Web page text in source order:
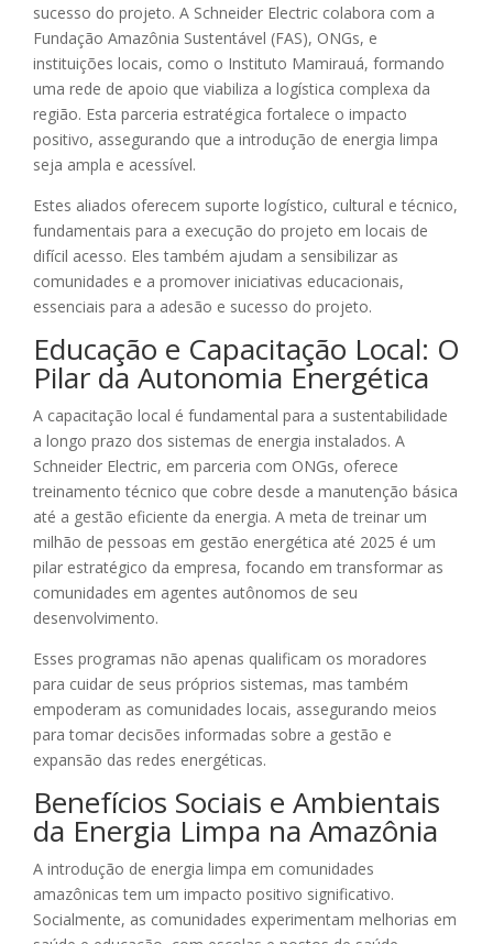
sucesso do projeto. A Schneider Electric colabora com a
Fundação Amazônia Sustentável (FAS), ONGs, e
instituições locais, como o Instituto Mamirauá, formando
uma rede de apoio que viabiliza a logística complexa da
região. Esta parceria estratégica fortalece o impacto
positivo, assegurando que a introdução de energia limpa
seja ampla e acessível.
Estes aliados oferecem suporte logístico, cultural e técnico,
fundamentais para a execução do projeto em locais de
difícil acesso. Eles também ajudam a sensibilizar as
comunidades e a promover iniciativas educacionais,
essenciais para a adesão e sucesso do projeto.
Educação e Capacitação Local: O
Pilar da Autonomia Energética
A capacitação local é fundamental para a sustentabilidade
a longo prazo dos sistemas de energia instalados. A
Schneider Electric, em parceria com ONGs, oferece
treinamento técnico que cobre desde a manutenção básica
até a gestão eficiente da energia. A meta de treinar um
milhão de pessoas em gestão energética até 2025 é um
pilar estratégico da empresa, focando em transformar as
comunidades em agentes autônomos de seu
desenvolvimento.
Esses programas não apenas qualificam os moradores
para cuidar de seus próprios sistemas, mas também
empoderam as comunidades locais, assegurando meios
para tomar decisões informadas sobre a gestão e
expansão das redes energéticas.
Benefícios Sociais e Ambientais
da Energia Limpa na Amazônia
A introdução de energia limpa em comunidades
amazônicas tem um impacto positivo significativo.
Socialmente, as comunidades experimentam melhorias em